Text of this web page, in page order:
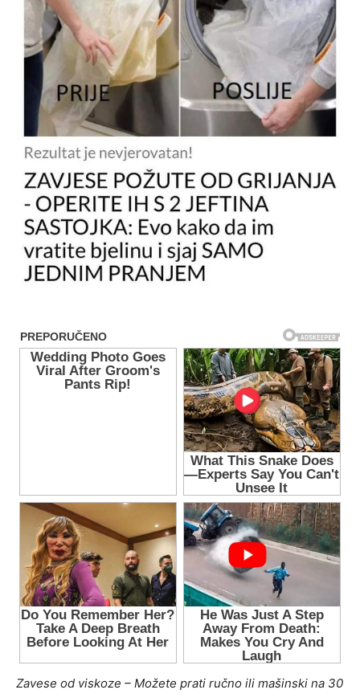
Zavese od viskoze – Možete prati ručno ili mašinski na 30